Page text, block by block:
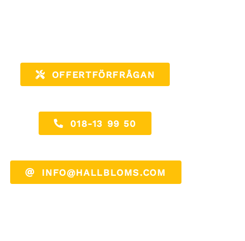
OFFERTFÖRFRÅGAN
018-13 99 50
INFO@HALLBLOMS.COM